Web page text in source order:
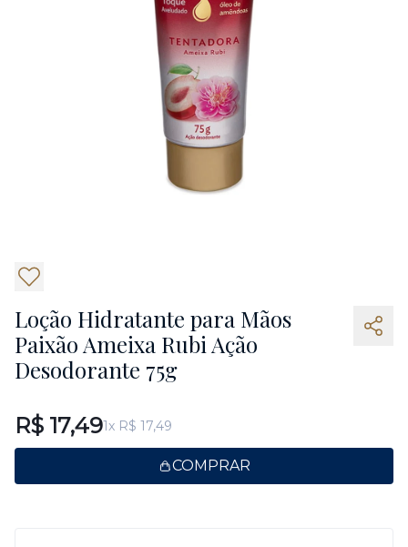
Loção Hidratante para Mãos
Paixão Ameixa Rubi Ação
Desodorante 75g
R$ 17,491x R$ 17,49
COMPRAR